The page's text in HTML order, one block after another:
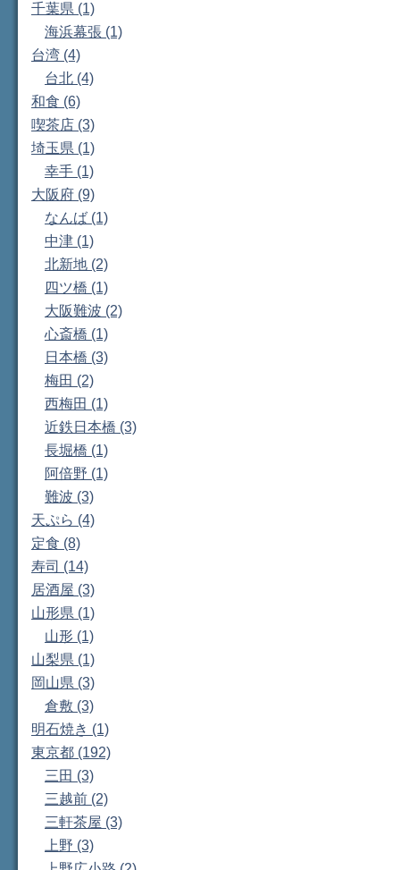
千葉県 (1)
海浜幕張 (1)
台湾 (4)
台北 (4)
和食 (6)
喫茶店 (3)
埼玉県 (1)
幸手 (1)
大阪府 (9)
なんば (1)
中津 (1)
北新地 (2)
四ツ橋 (1)
大阪難波 (2)
心斎橋 (1)
日本橋 (3)
梅田 (2)
西梅田 (1)
近鉄日本橋 (3)
長堀橋 (1)
阿倍野 (1)
難波 (3)
天ぷら (4)
定食 (8)
寿司 (14)
居酒屋 (3)
山形県 (1)
山形 (1)
山梨県 (1)
岡山県 (3)
倉敷 (3)
明石焼き (1)
東京都 (192)
三田 (3)
三越前 (2)
三軒茶屋 (3)
上野 (3)